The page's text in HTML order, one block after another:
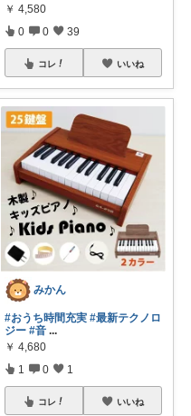
￥ 4,580
0 0 39
コレ いいね
みかん
#おうち時間充実 #最新テクノロ
ジー #音 ...
￥ 4,680
1 0 1
コレ いいね